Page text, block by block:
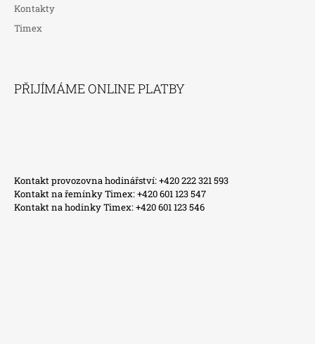
Kontakty
Timex
PŘIJÍMÁME ONLINE PLATBY
Kontakt provozovna hodinářství: +420 222 321 593
Kontakt na řemínky Timex: +420 601 123 547
Kontakt na hodinky Timex: +420 601 123 546